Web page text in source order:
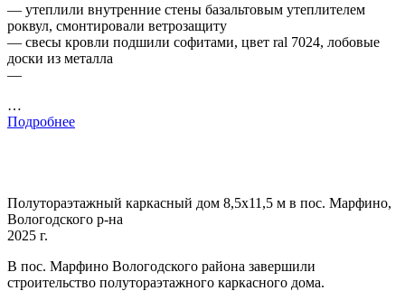
— утеплили внутренние стены базальтовым утеплителем
роквул, смонтировали ветрозащиту
— свесы кровли подшили софитами, цвет ral 7024, лобовые
доски из металла
—
…
Подробнее
Полутораэтажный каркасный дом 8,5х11,5 м в пос. Марфино,
Вологодского р-на
2025 г.
В пос. Марфино Вологодского района завершили
строительство полутораэтажного каркасного дома.